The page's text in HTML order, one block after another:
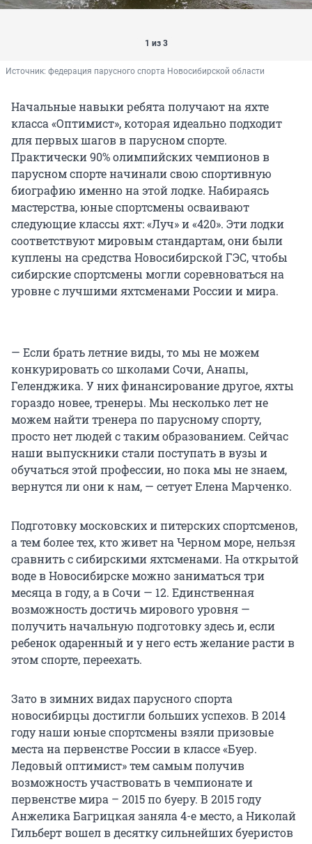
1 из 3
Источник: федерация парусного спорта Новосибирской области
Начальные навыки ребята получают на яхте
класса «Оптимист», которая идеально подходит
для первых шагов в парусном спорте.
Практически 90% олимпийских чемпионов в
парусном спорте начинали свою спортивную
биографию именно на этой лодке. Набираясь
мастерства, юные спортсмены осваивают
следующие классы яхт: «Луч» и «420». Эти лодки
соответствуют мировым стандартам, они были
куплены на средства Новосибирской ГЭС, чтобы
сибирские спортсмены могли соревноваться на
уровне с лучшими яхтсменами России и мира.
— Если брать летние виды, то мы не можем
конкурировать со школами Сочи, Анапы,
Геленджика. У них финансирование другое, яхты
гораздо новее, тренеры. Мы несколько лет не
можем найти тренера по парусному спорту,
просто нет людей с таким образованием. Сейчас
наши выпускники стали поступать в вузы и
обучаться этой профессии, но пока мы не знаем,
вернутся ли они к нам, — сетует Елена Марченко.
Подготовку московских и питерских спортсменов,
а тем более тех, кто живет на Черном море, нельзя
сравнить с сибирскими яхтсменами. На открытой
воде в Новосибирске можно заниматься три
месяца в году, а в Сочи — 12. Единственная
возможность достичь мирового уровня —
получить начальную подготовку здесь и, если
ребенок одаренный и у него есть желание расти в
этом спорте, переехать.
Зато в зимних видах парусного спорта
новосибирцы достигли больших успехов. В 2014
году наши юные спортсмены взяли призовые
места на первенстве России в классе «Буер.
Ледовый оптимист» тем самым получив
возможность участвовать в чемпионате и
первенстве мира – 2015 по буеру. В 2015 году
Анжелика Багрицкая заняла 4-е место, а Николай
Гильберт вошел в десятку сильнейших буеристов